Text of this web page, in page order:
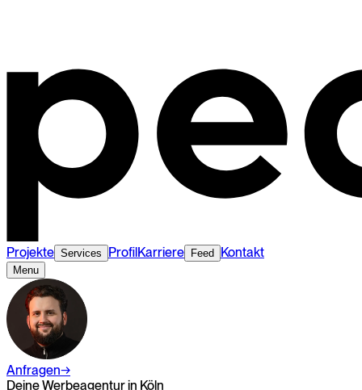
Projekte Services ProfilKarriere Feed Kontakt
Menu
Anfragen→
Deine Werbeagentur in Köln